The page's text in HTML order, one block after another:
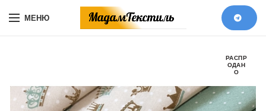
МЕНЮ
РАСПР
ОДАН
О